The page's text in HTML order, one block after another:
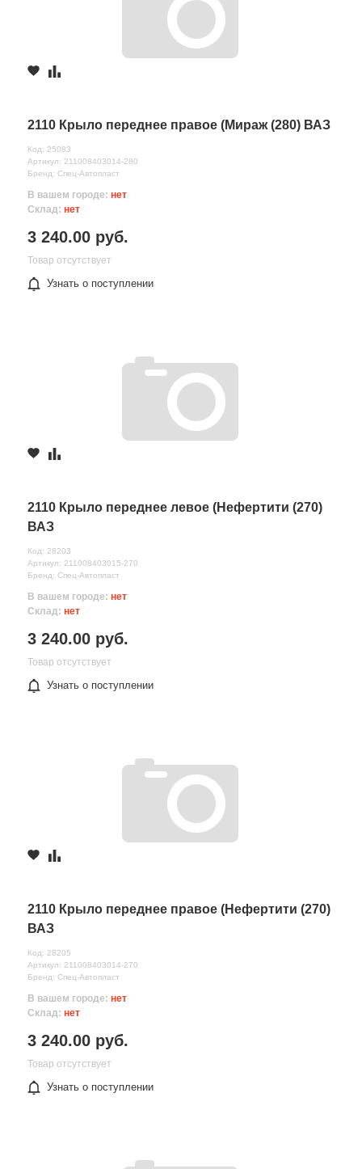
2110 Крыло переднее правое (Мираж (280) ВАЗ
Код: 25083
Артикул: 211008403014-280
Бренд: Спец-Автопласт
В вашем городе: нет
Склад: нет
3 240.00 руб.
Товар отсутствует
Узнать о поступлении
2110 Крыло переднее левое (Нефертити (270)
ВАЗ
Код: 28203
Артикул: 211008403015-270
Бренд: Спец-Автопласт
В вашем городе: нет
Склад: нет
3 240.00 руб.
Товар отсутствует
Узнать о поступлении
2110 Крыло переднее правое (Нефертити (270)
ВАЗ
Код: 28205
Артикул: 211008403014-270
Бренд: Спец-Автопласт
В вашем городе: нет
Склад: нет
3 240.00 руб.
Товар отсутствует
Узнать о поступлении